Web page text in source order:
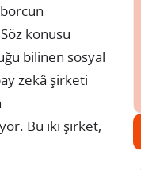
konusu
bilinen sosyal
zekâ şirketi
Bu iki şirket,